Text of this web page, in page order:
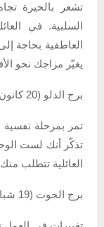
تشعر بالحيرة
السلبية. في
العاطفية بحاجة
يغيّر مزاجك نحو
برج الدلو (20 كانون الثاني – 18 شباط)
تمر بمرحلة نفسية
تذكّر أنك لست
العائلية تتطلب
برج الحوت (19 شباط – 20 آذار)